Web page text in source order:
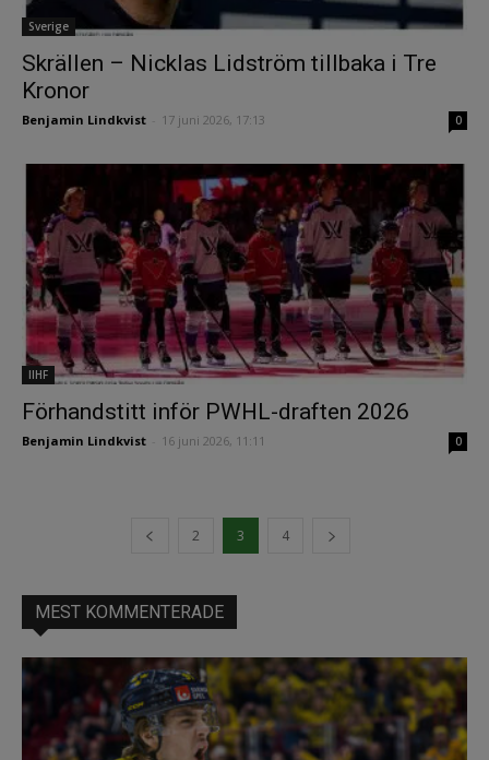
Sverige
Skrällen – Nicklas Lidström tillbaka i Tre
Kronor
Benjamin Lindkvist 17 juni 2026, 17:13 0
IIHF
Förhandstitt inför PWHL-draften 2026
Benjamin Lindkvist 16 juni 2026, 11:11 0
2 3 4
MEST KOMMENTERADE